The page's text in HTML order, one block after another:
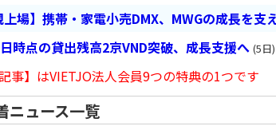
上場】携帯・家電小売DMX、MWGの成長を支
時点の貸出残高2京VND突破、成長支援へ (5日)
記事】はVIETJO法人会員9つの特典の1つです
ニュース一覧